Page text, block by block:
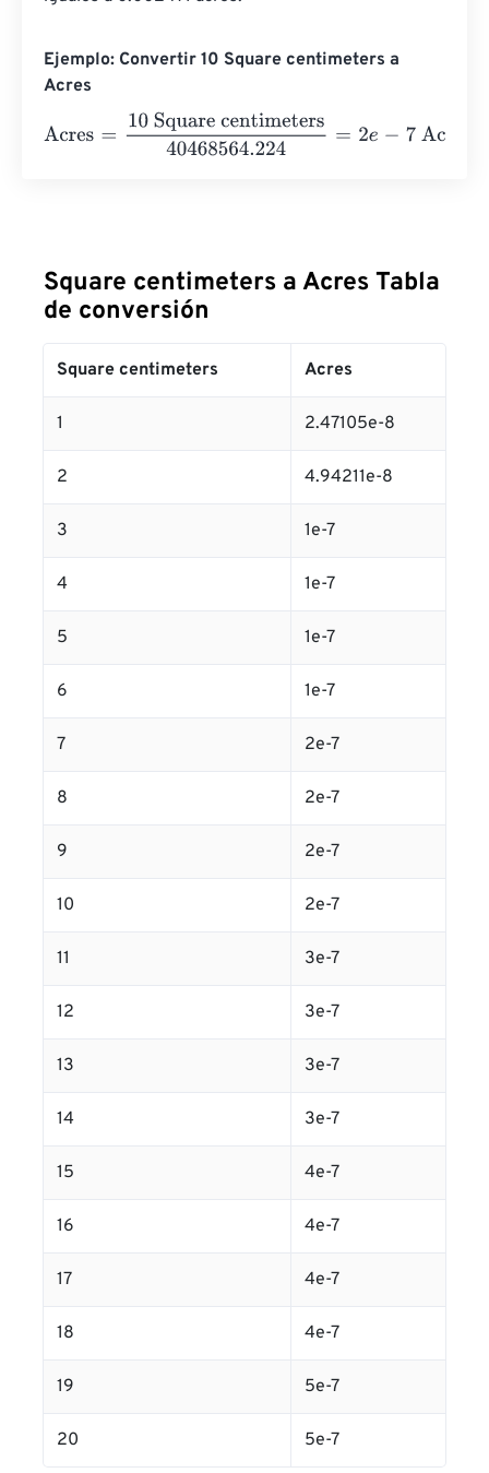
Ejemplo: Convertir 10 Square centimeters a
Acres
Acres
10 Square centimeters40468564.224 =2 e
Square centimeters a Acres Tabla
de conversión
Square centimeters Acres
1 2.47105e-8
2 4.94211e-8
3 1e-7
4 1e-7
5 1e-7
6 1e-7
7 2e-7
8 2e-7
9 2e-7
10 2e-7
11 3e-7
12 3e-7
13 3e-7
14 3e-7
15 4e-7
16 4e-7
17 4e-7
18 4e-7
19 5e-7
20 5e-7